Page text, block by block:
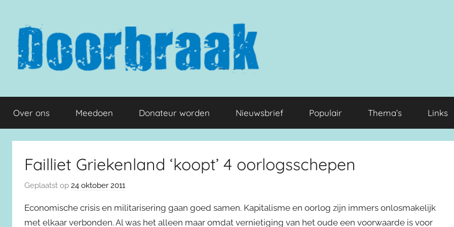
inhoud
springen
Doorbraak.eu
Over ons Meedoen Donateur worden Nieuwsbrief Populair Thema’s Links
Failliet Griekenland ‘koopt’ 4 oorlogsschepen
Geplaatst op 24 oktober 2011
Economische crisis en militarisering gaan goed samen. Kapitalisme en oorlog zijn immers onlosmakelijk
met elkaar verbonden. Al was het alleen maar omdat vernietiging van het oude een voorwaarde is voor